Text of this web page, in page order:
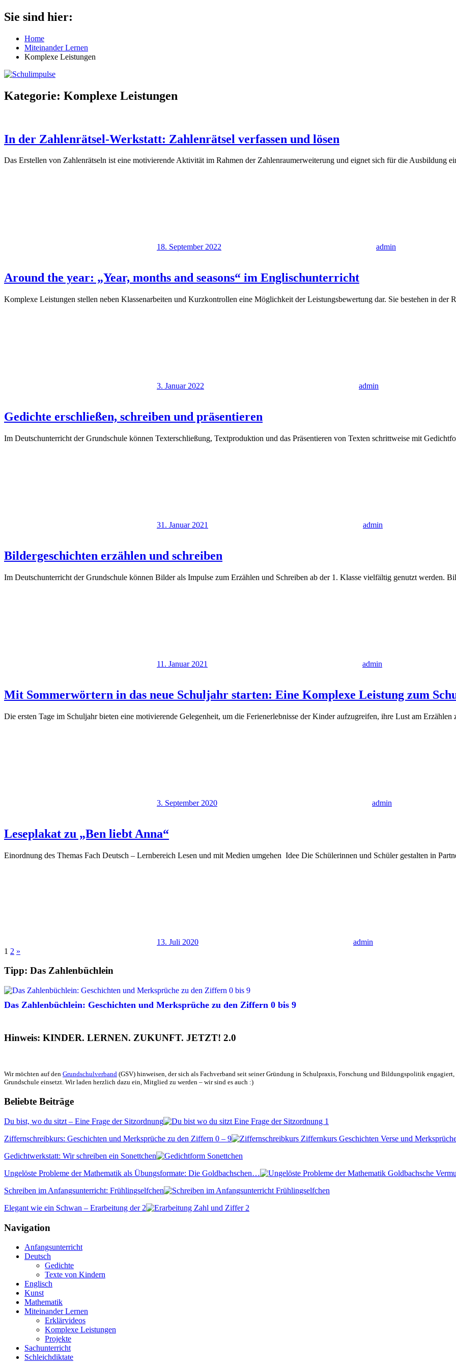
Zum
Inhalt
Schulimpulse
für
Grundschule
Sie sind hier:
Home
Miteinander Lernen
Komplexe Leistungen
Kategorie: Komplexe Leistungen
In der Zahlenrätsel-Werkstatt: Zahlenrätsel verfassen und lösen
Das Erstellen von Zahlenrätseln ist eine motivierende Aktivität im Rahmen der Zahlenraumerweiterung und eignet sich für die Ausbildung
18. September 2022 admin
Around the year: „Year, months and seasons“ im Englischunterricht
Komplexe Leistungen stellen neben Klassenarbeiten und Kurzkontrollen eine Möglichkeit der Leistungsbewertung dar. Sie bestehen in der
3. Januar 2022 admin
Gedichte erschließen, schreiben und präsentieren
Im Deutschunterricht der Grundschule können Texterschließung, Textproduktion und das Präsentieren von Texten schrittweise mit
31. Januar 2021 admin
Bildergeschichten erzählen und schreiben
Im Deutschunterricht der Grundschule können Bilder als Impulse zum Erzählen und Schreiben ab der 1. Klasse vielfältig genutzt werden.
11. Januar 2021 admin
Mit Sommerwörtern in das neue Schuljahr starten: Eine Komplexe Leistung zum
Die ersten Tage im Schuljahr bieten eine motivierende Gelegenheit, um die Ferienerlebnisse der Kinder aufzugreifen, ihre Lust am Erzählen
3. September 2020 admin
Leseplakat zu „Ben liebt Anna“
Einordnung des Themas Fach Deutsch – Lernbereich Lesen und mit Medien umgehen Idee Die Schülerinnen und Schüler gestalten in
13. Juli 2020 admin
Seitennummerierung
der
Beiträge
1 2 Nächste
»
Tipp: Das Zahlenbüchlein
Das Zahlenbüchlein: Geschichten und Merksprüche zu den Ziffern 0 bis 9
Hinweis: KINDER. LERNEN. ZUKUNFT. JETZT! 2.0
Wir möchten auf den Grundschulverband (GSV) hinweisen, der sich als Fachverband seit seiner Gründung in Schulpraxis, Forschung und Bildungspolitik
Grundschule einsetzt. Wir laden herzlich dazu ein, Mitglied zu werden – wir sind es auch :)
Beliebte Beiträge
Du bist, wo du sitzt – Eine Frage der Sitzordnung
Ziffernschreibkurs: Geschichten und Merksprüche zu den Ziffern 0 – 9
Gedichtwerkstatt: Wir schreiben ein Sonettchen
Ungelöste Probleme der Mathematik als Übungsformate: Die Goldbachschen…
Schreiben im Anfangsunterricht: Frühlingselfchen
Elegant wie ein Schwan – Erarbeitung der 2
Navigation
Anfangsunterricht
Deutsch
Gedichte
Texte von Kindern
Englisch
Kunst
Mathematik
Miteinander Lernen
Erklärvideos
Komplexe Leistungen
Projekte
Sachunterricht
Schleichdiktate